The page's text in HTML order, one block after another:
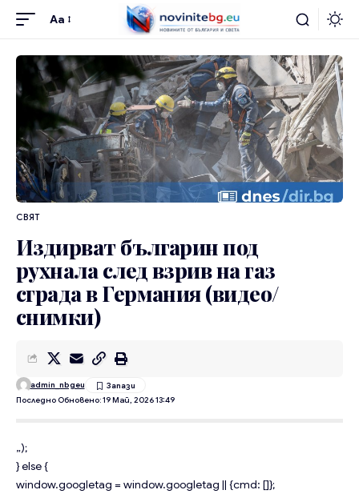
Aa
СВЯТ
Издирват българин под
рухнала след взрив на газ
сграда в Германия (видео/
снимки)
Последно Обновено: 19 Май, 2026 13:49
admin_nbgeu
„);
} else {
window.googletag = window.googletag || {cmd: []};